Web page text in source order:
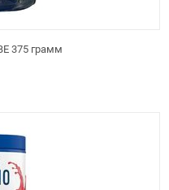
375 грамм